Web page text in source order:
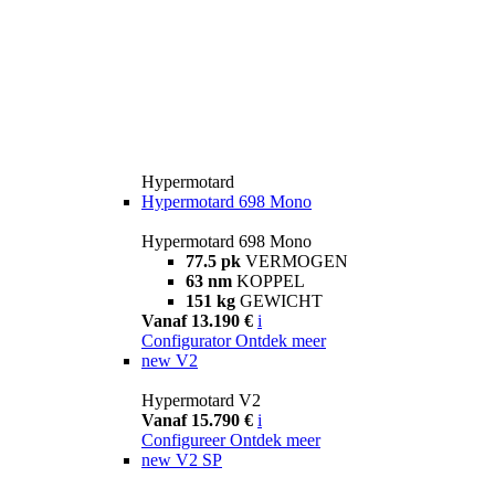
Hypermotard
Hypermotard 698 Mono
Hypermotard 698 Mono
77.5 pk VERMOGEN
63 nm KOPPEL
151 kg GEWICHT
Vanaf 13.190 € i
Configurator Ontdek meer
new V2
Hypermotard V2
Vanaf 15.790 € i
Configureer Ontdek meer
new V2 SP